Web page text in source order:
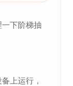
下阶梯抽
上运行，